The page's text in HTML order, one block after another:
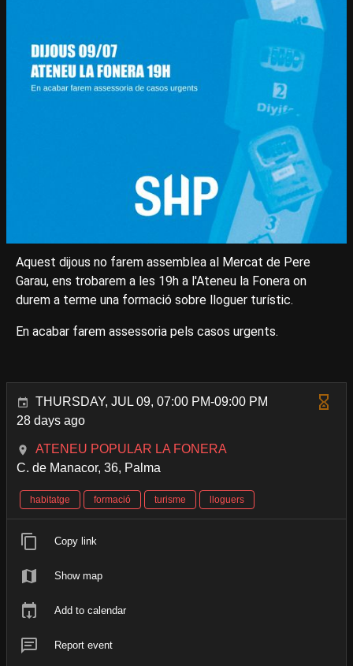
Aquest dijous no farem assemblea al Mercat de Pere
Garau, ens trobarem a les 19h a l'Ateneu la Fonera on
durem a terme una formació sobre lloguer turístic.
En acabar farem assessoria pels casos urgents.
THURSDAY, JUL 09, 07:00 PM-09:00 PM
28 days ago
ATENEU POPULAR LA FONERA
C. de Manacor, 36, Palma
habitatge formació turisme lloguers
Copy link
Show map
Add to calendar
Report event